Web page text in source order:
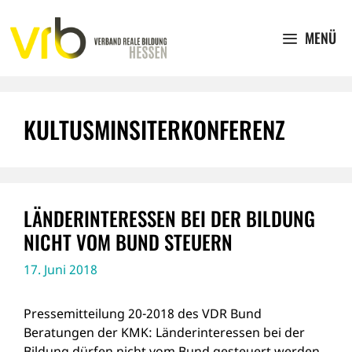
Inhalt
springen
MENÜ
KULTUSMINSITERKONFERENZ
LÄNDERINTERESSEN BEI DER BILDUNG
NICHT VOM BUND STEUERN
17. Juni 2018
Pressemitteilung 20-2018 des VDR Bund
Beratungen der KMK: Länderinteressen bei der